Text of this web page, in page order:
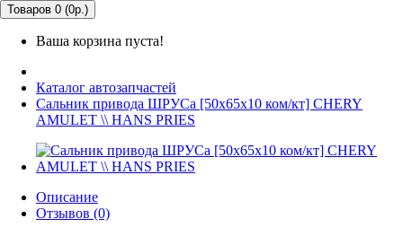
Товаров 0 (0р.)
Ваша корзина пуста!
Каталог автозапчастей
Сальник привода ШРУСа [50x65x10 ком/кт] CHERY
AMULET \\ HANS PRIES
Описание
Отзывов (0)